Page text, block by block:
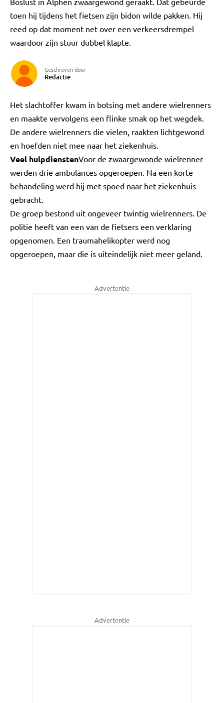
toen hij tijdens het fietsen zijn bidon wilde pakken. Hij
reed op dat moment net over een verkeersdrempel
waardoor zijn stuur dubbel klapte.
Geschreven door
Redactie
Het slachtoffer kwam in botsing met andere wielrenners
en maakte vervolgens een flinke smak op het wegdek.
De andere wielrenners die vielen, raakten lichtgewond
en hoefden niet mee naar het ziekenhuis.
Veel hulpdienstenVoor de zwaargewonde wielrenner
werden drie ambulances opgeroepen. Na een korte
behandeling werd hij met spoed naar het ziekenhuis
gebracht.
De groep bestond uit ongeveer twintig wielrenners. De
politie heeft van een van de fietsers een verklaring
opgenomen. Een traumahelikopter werd nog
opgeroepen, maar die is uiteindelijk niet meer geland.
Advertentie
Advertentie